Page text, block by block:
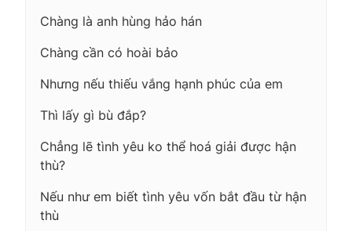
Chàng là anh hùng hảo hán
Chàng cần có hoài bảo
Nhưng nếu thiếu vắng hạnh phúc của em
Thì lấy gì bù đắp?
Chẳng lẽ tình yêu ko thể hoá giải được hận
thù?
Nếu như em biết tình yêu vốn bắt đầu từ hận
thù